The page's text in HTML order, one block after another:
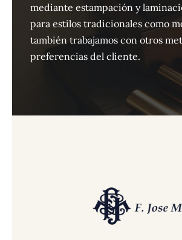
mediante estampación y
para estilos tradicionales como
también trabajamos con otros
preferencias del cliente.